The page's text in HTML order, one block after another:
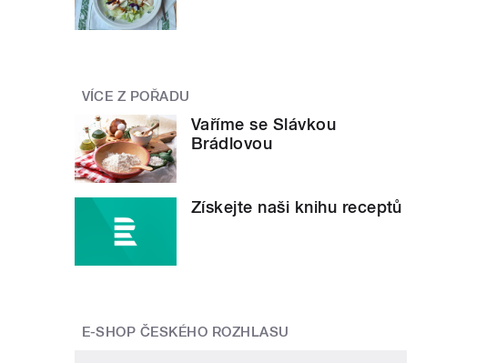
VÍCE Z POŘADU
Vaříme se Slávkou
Brádlovou
Získejte naši knihu receptů
E-SHOP ČESKÉHO ROZHLASU